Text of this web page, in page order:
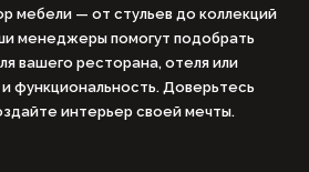
мебели — от стульев до коллекций
менеджеры помогут подобрать
вашего ресторана, отеля или
функциональность. Доверьтесь
интерьер своей мечты.